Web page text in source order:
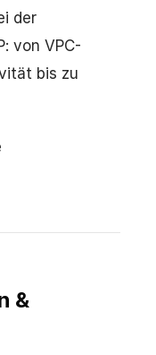
der
von VPC-
bis zu
&